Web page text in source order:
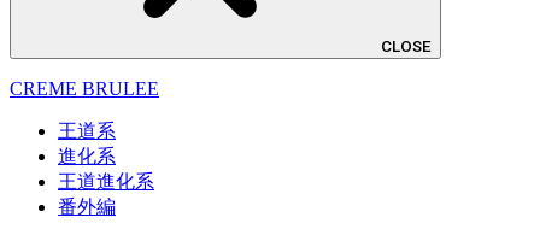
CLOSE
CREME BRULEE
王道系
進化系
王道進化系
番外編